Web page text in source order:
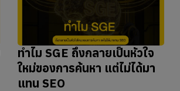
ทำไม SGE ถึงกลายเป็นหัวใจ
ใหม่ของการค้นหา แต่ไม่ได้มา
แทน SEO